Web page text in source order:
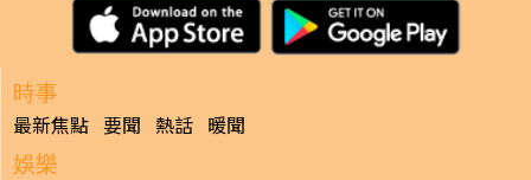
時事
最新焦點 要聞 熱話 暖聞
娛樂